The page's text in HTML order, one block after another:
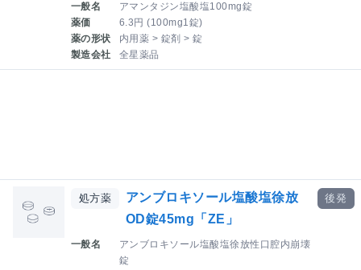
一般名
アマンタジン塩酸塩100mg錠
薬価
6.3円 (100mg1錠)
薬の形状
内用薬 > 錠剤 > 錠
製造会社
全星薬品
処方薬
アンブロキソール塩酸塩徐放
OD錠45mg「ZE」
一般名
アンブロキソール塩酸塩徐放性口腔内崩壊
錠
後発